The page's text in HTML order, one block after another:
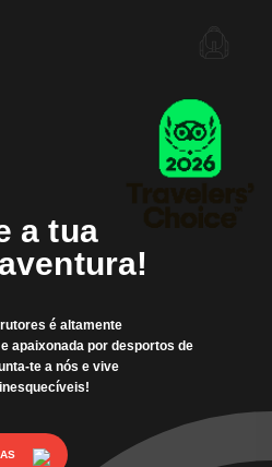
a tua
é altamente
apaixonada por desportos de
te a nós e vive